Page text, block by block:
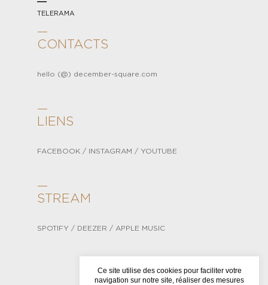
TELERAMA
—
CONTACTS
hello (@) december-square.com
—
LIENS
FACEBOOK / INSTAGRAM / YOUTUBE
—
STREAM
SPOTIFY / DEEZER / APPLE MUSIC
Ce site utilise des cookies pour faciliter votre
navigation sur notre site, réaliser des mesures